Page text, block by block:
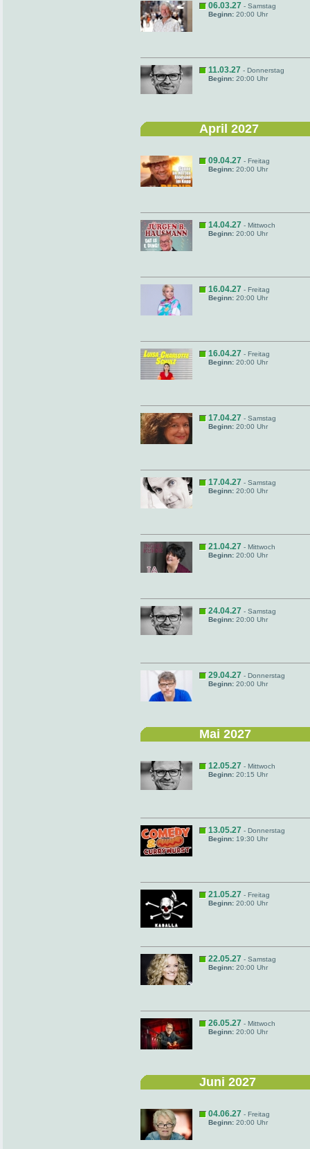
06.03.27 - Samstag
Beginn: 20:00 Uhr
11.03.27 - Donnerstag
Beginn: 20:00 Uhr
April 2027
09.04.27 - Freitag
Beginn: 20:00 Uhr
14.04.27 - Mittwoch
Beginn: 20:00 Uhr
16.04.27 - Freitag
Beginn: 20:00 Uhr
16.04.27 - Freitag
Beginn: 20:00 Uhr
17.04.27 - Samstag
Beginn: 20:00 Uhr
17.04.27 - Samstag
Beginn: 20:00 Uhr
21.04.27 - Mittwoch
Beginn: 20:00 Uhr
24.04.27 - Samstag
Beginn: 20:00 Uhr
29.04.27 - Donnerstag
Beginn: 20:00 Uhr
Mai 2027
12.05.27 - Mittwoch
Beginn: 20:15 Uhr
13.05.27 - Donnerstag
Beginn: 19:30 Uhr
21.05.27 - Freitag
Beginn: 20:00 Uhr
22.05.27 - Samstag
Beginn: 20:00 Uhr
26.05.27 - Mittwoch
Beginn: 20:00 Uhr
Juni 2027
04.06.27 - Freitag
Beginn: 20:00 Uhr